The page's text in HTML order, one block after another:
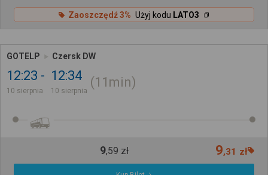
Zaoszczędź 3% Użyj kodu LATO3
GOTELP Czersk DW
12:23
10 sierpnia
12:34
10 sierpnia
11min
9,59 zł 9,31 zł